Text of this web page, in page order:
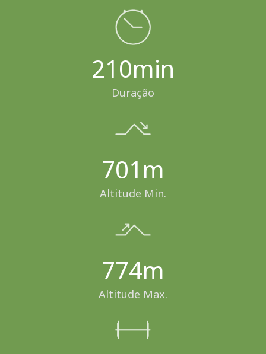
210min
Duração
701m
Altitude Min.
774m
Altitude Max.